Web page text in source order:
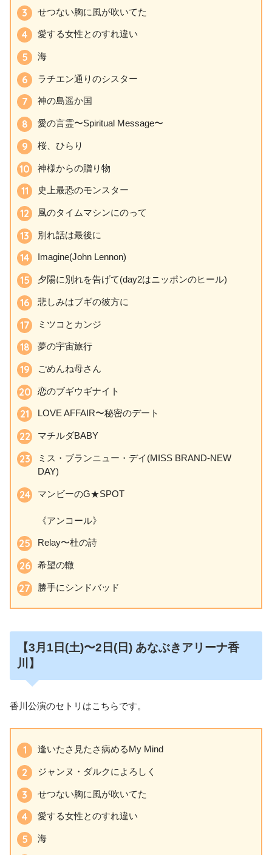
せつない胸に風が吹いてた
愛する女性とのすれ違い
海
ラチエン通りのシスター
神の島遥か国
愛の言霊〜Spiritual Message〜
桜、ひらり
神様からの贈り物
史上最恐のモンスター
風のタイムマシンにのって
別れ話は最後に
Imagine(John Lennon)
夕陽に別れを告げて(day2はニッポンのヒール)
悲しみはブギの彼方に
ミツコとカンジ
夢の宇宙旅行
ごめんね母さん
恋のブギウギナイト
LOVE AFFAIR〜秘密のデート
マチルダBABY
ミス・ブランニュー・デイ(MISS BRAND-NEW
DAY)
マンビーのG★SPOT
《アンコール》
Relay〜杜の詩
希望の轍
勝手にシンドバッド
【3月1日 (土)〜2日 (日) あなぶきアリーナ香
川】
香川公演のセトリはこちらです。
逢いたさ見たさ病めるMy Mind
ジャンヌ・ダルクによろしく
せつない胸に風が吹いてた
愛する女性とのすれ違い
海